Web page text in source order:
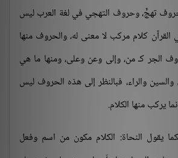
تهجٍّ، وحروف التهجي في لغة العرب ليس
كلام مركب لا معنى له، والحروف منها
الجر كـ من، وإلى وعن وعلى، ومنها ما هي
والراء، فبالنظر إلى هذه الحروف ليس
يركب منها الكلام.
يقول النحاة: الكلام مكون من اسم وفعل